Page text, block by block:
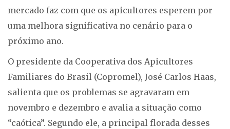
mercado faz com que os apicultores esperem por
uma melhora significativa no cenário para o
próximo ano.
O presidente da Cooperativa dos Apicultores
Familiares do Brasil (Copromel), José Carlos Haas,
salienta que os problemas se agravaram em
novembro e dezembro e avalia a situação como
“caótica”. Segundo ele, a principal florada desses